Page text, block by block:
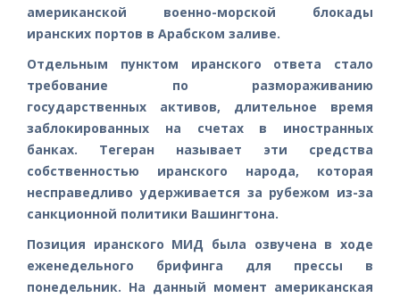
американской военно-морской блокады
иранских портов в Арабском заливе.
Отдельным пунктом иранского ответа стало
требование по размораживанию
государственных активов, длительное время
заблокированных на счетах в иностранных
банках. Тегеран называет эти средства
собственностью иранского народа, которая
несправедливо удерживается за рубежом из-за
санкционной политики Вашингтона.
Позиция иранского МИД была озвучена в ходе
еженедельного брифинга для прессы в
понедельник. На данный момент американская